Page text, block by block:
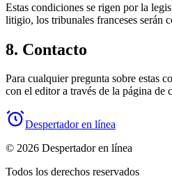
Estas condiciones se rigen por la
litigio, los tribunales franceses serán
8. Contacto
Para cualquier pregunta sobre estas
con el editor a través de la página de
Despertador en línea
© 2026 Despertador en línea
Todos los derechos reservados